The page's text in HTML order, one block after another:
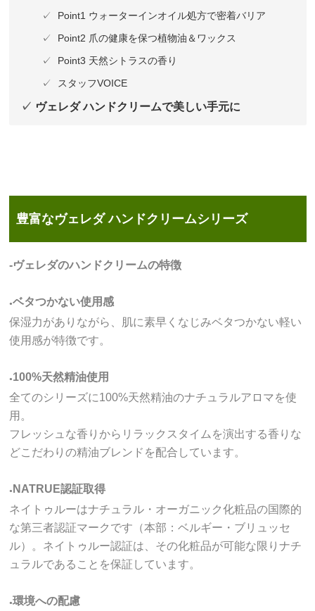
Point1 ウォーターインオイル処方で密着バリア
Point2 爪の健康を保つ植物油＆ワックス
Point3 天然シトラスの香り
スタッフVOICE
ヴェレダ ハンドクリームで美しい手元に
豊富なヴェレダ ハンドクリームシリーズ
-ヴェレダのハンドクリームの特徴
●ベタつかない使用感
保湿力がありながら、肌に素早くなじみベタつかない軽い
使用感が特徴です。
● 100%天然精油使用
全てのシリーズに100%天然精油のナチュラルアロマを使
用。
フレッシュな香りからリラックスタイムを演出する香りな
どこだわりの精油ブレンドを配合しています。
● NATRUE認証取得
ネイトゥルーはナチュラル・オーガニック化粧品の国際的
な第三者認証マークです（本部：ベルギー・ブリュッセ
ル）。ネイトゥルー認証は、その化粧品が可能な限りナチ
ュラルであることを保証しています。
●環境への配慮